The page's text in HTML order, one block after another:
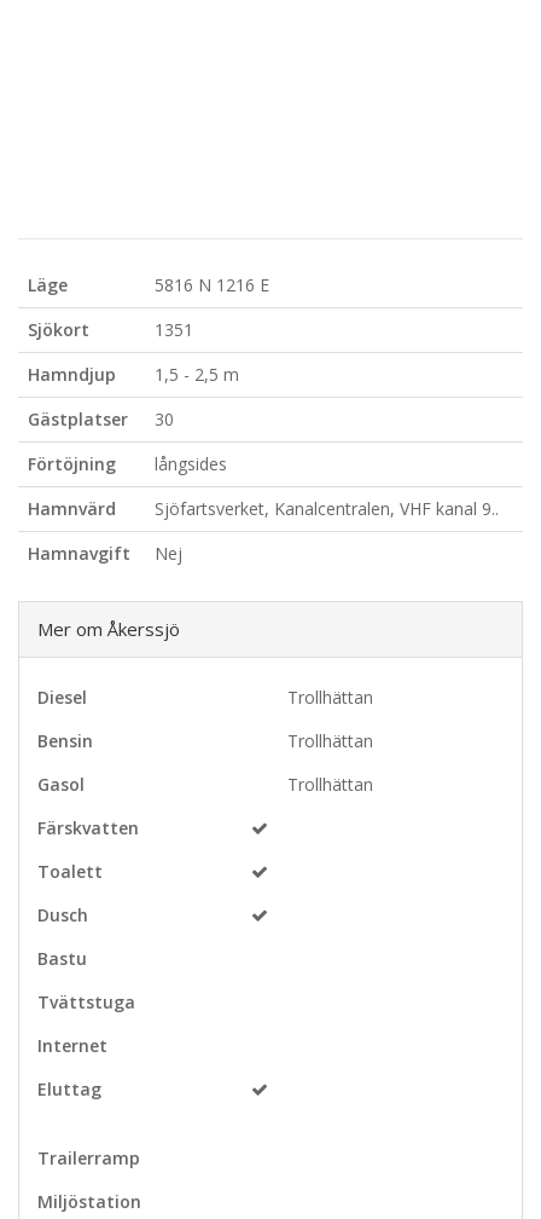
Läge
5816 N 1216 E
Sjökort
1351
Hamndjup
1,5 - 2,5 m
Gästplatser
30
Förtöjning
långsides
Hamnvärd
Sjöfartsverket, Kanalcentralen, VHF kanal 9..
Hamnavgift
Nej
Mer om Åkerssjö
Diesel
Trollhättan
Bensin
Trollhättan
Gasol
Trollhättan
Färskvatten
Toalett
Dusch
Bastu
Tvättstuga
Internet
Eluttag
Trailerramp
Miljöstation